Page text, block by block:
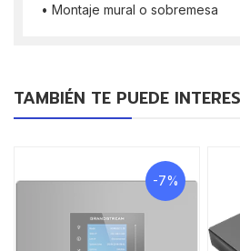
• Montaje mural o sobremesa
TAMBIÉN TE PUEDE
-7%